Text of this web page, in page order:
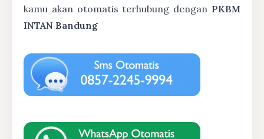
kamu akan otomatis terhubung dengan PKBM
INTAN Bandung